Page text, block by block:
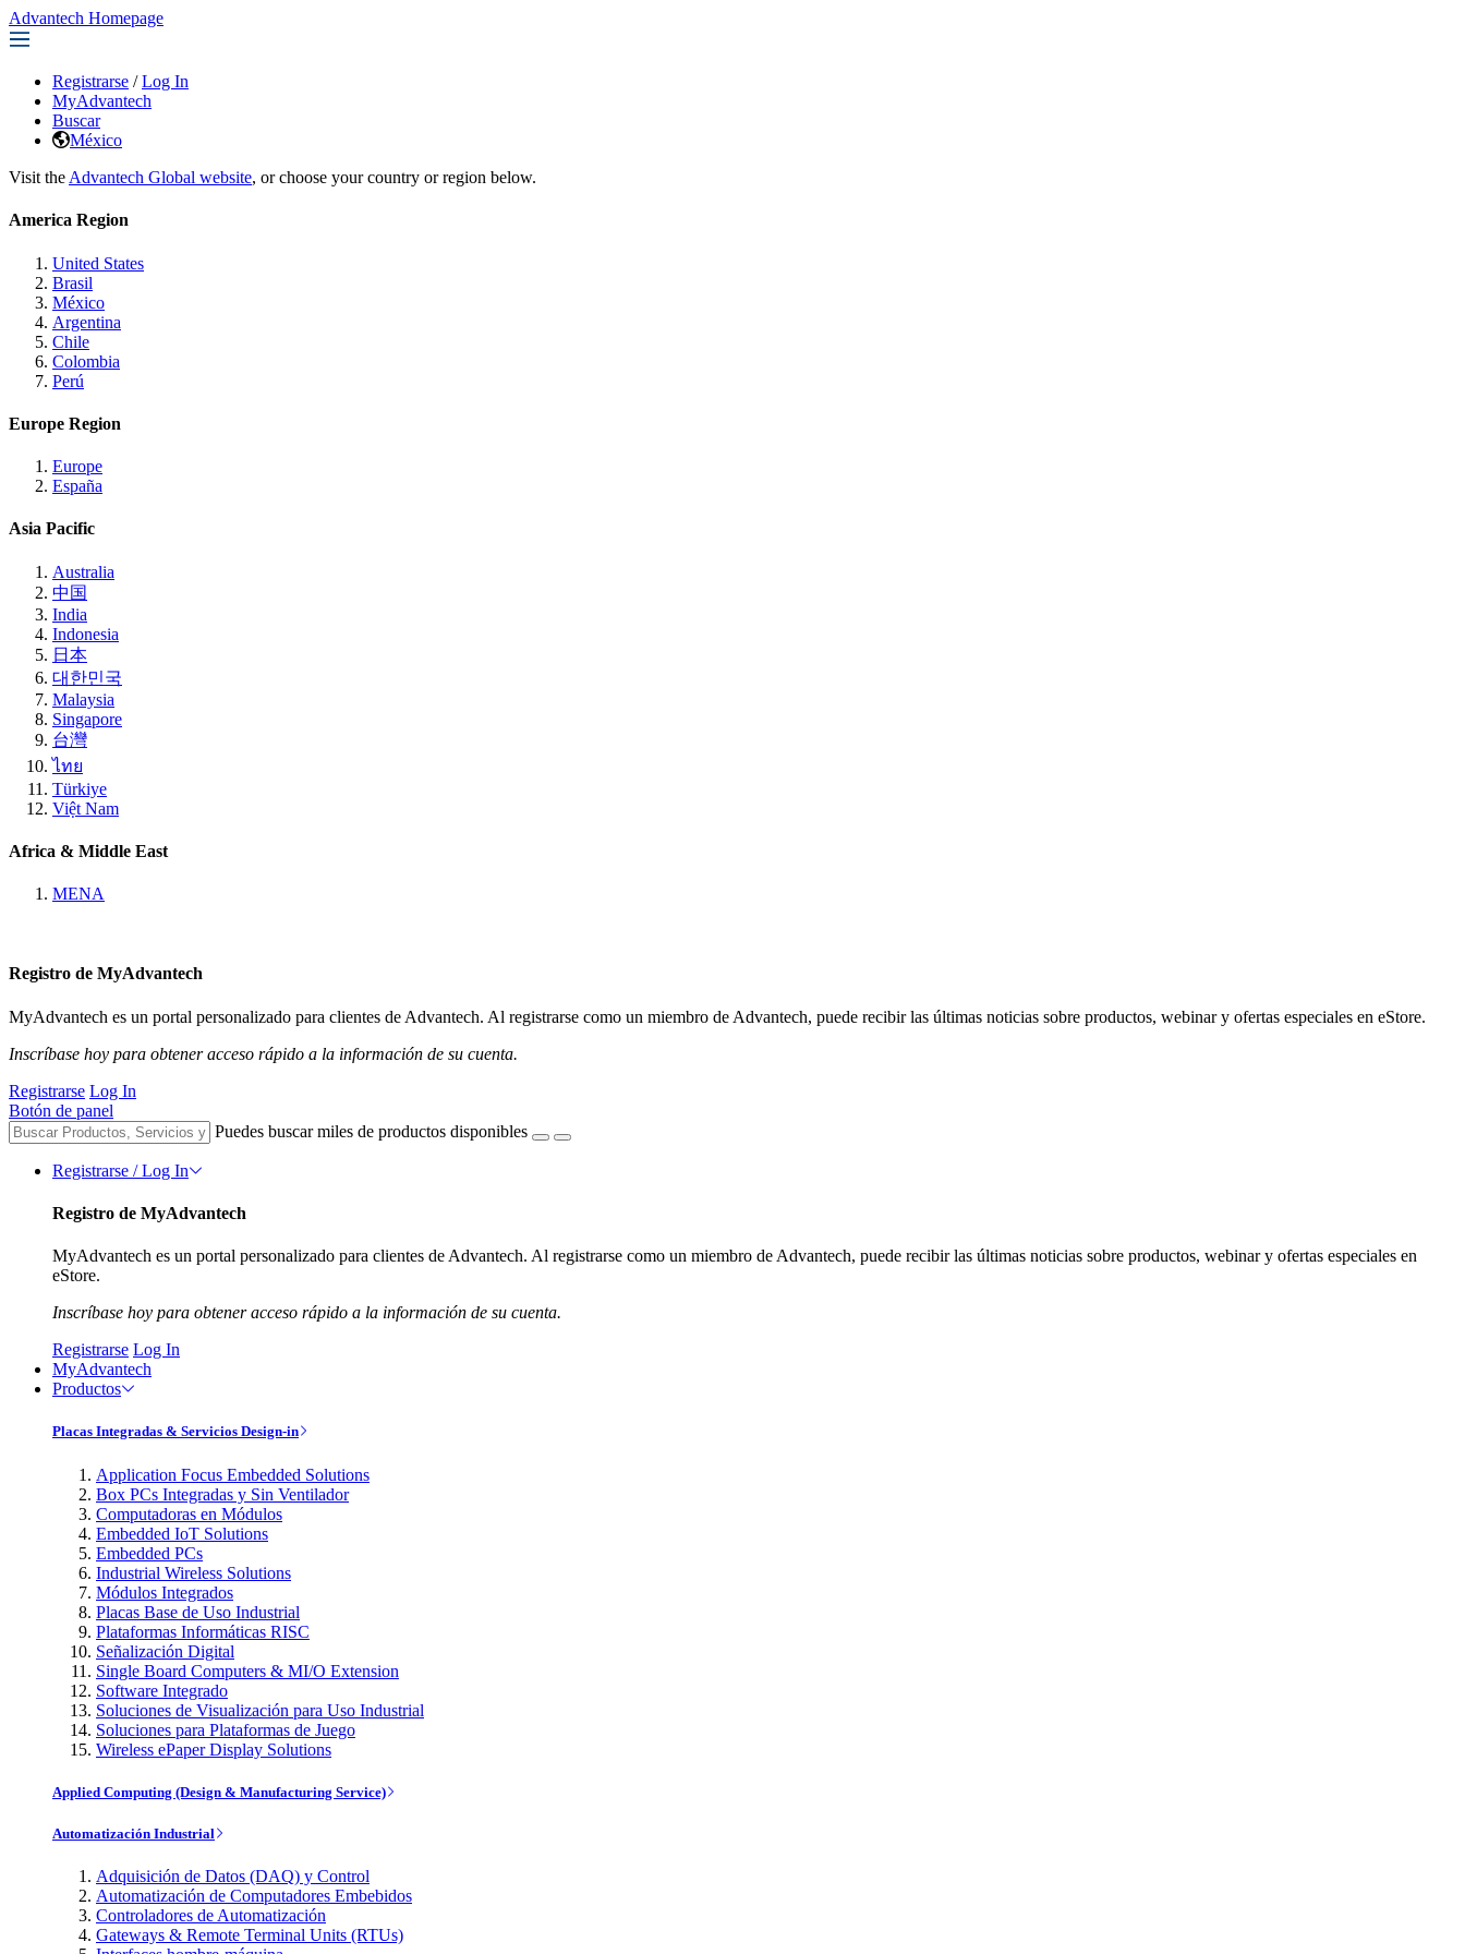
Advantech Homepage
Registrarse / Log In
MyAdvantech
Buscar
México
Visit the Advantech Global website, or choose your country or region below.
America Region
United States
Brasil
México
Argentina
Chile
Colombia
Perú
Europe Region
Europe
España
Asia Pacific
Australia
中国
India
Indonesia
日本
대한민국
Malaysia
Singapore
台灣
ไทย
Türkiye
Việt Nam
Africa & Middle East
MENA
Registro de MyAdvantech
MyAdvantech es un portal personalizado para clientes de Advantech. Al registrarse como un miembro de Advantech, puede recibir las últimas noticias sobre productos, webinar y ofertas especiales en eStore.
Inscríbase hoy para obtener acceso rápido a la información de su cuenta.
Registrarse Log In
Botón de panel
Puedes buscar miles de productos disponibles
Registrarse / Log In
Registro de MyAdvantech
MyAdvantech es un portal personalizado para clientes de Advantech. Al registrarse como un miembro de Advantech, puede recibir las últimas noticias sobre productos, webinar y ofertas especiales en
eStore.
Inscríbase hoy para obtener acceso rápido a la información de su cuenta.
Registrarse Log In
MyAdvantech
Productos
Placas Integradas & Servicios Design-in
Application Focus Embedded Solutions
Box PCs Integradas y Sin Ventilador
Computadoras en Módulos
Embedded IoT Solutions
Embedded PCs
Industrial Wireless Solutions
Módulos Integrados
Placas Base de Uso Industrial
Plataformas Informáticas RISC
Señalización Digital
Single Board Computers & MI/O Extension
Software Integrado
Soluciones de Visualización para Uso Industrial
Soluciones para Plataformas de Juego
Wireless ePaper Display Solutions
Applied Computing (Design & Manufacturing Service)
Automatización Industrial
Adquisición de Datos (DAQ) y Control
Automatización de Computadores Embebidos
Controladores de Automatización
Gateways & Remote Terminal Units (RTUs)